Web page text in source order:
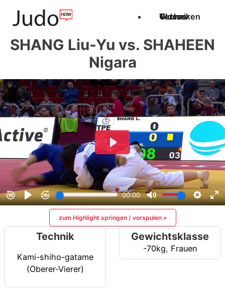
Techniken
Videos
Glossar
SHANG Liu-Yu vs. SHAHEEN
Nigara
zum Highlight springen / vorspulen »
Technik
Kami-shiho-gatame
(Oberer-Vierer)
Gewichtsklasse
-70kg, Frauen